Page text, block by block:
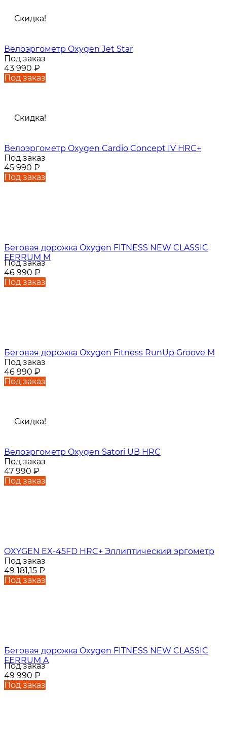
Скидка!
Велоэргометр Oxygen Jet Star
Под заказ
43 990 ₽
Под заказ
Скидка!
Велоэргометр Oxygen Cardio Concept IV HRC+
Под заказ
45 990 ₽
Под заказ
Беговая дорожка Oxygen FITNESS NEW CLASSIC
FERRUM M
Под заказ
46 990 ₽
Под заказ
Беговая дорожка Oxygen Fitness RunUp Groove M
Под заказ
46 990 ₽
Под заказ
Скидка!
Велоэргометр Oxygen Satori UB HRC
Под заказ
47 990 ₽
Под заказ
OXYGEN EX-45FD HRC+ Эллиптический эргометр
Под заказ
49 181,15 ₽
Под заказ
Беговая дорожка Oxygen FITNESS NEW CLASSIC
FERRUM A
Под заказ
49 990 ₽
Под заказ